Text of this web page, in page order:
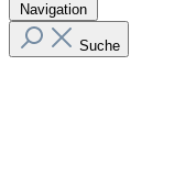
Navigation
Suche